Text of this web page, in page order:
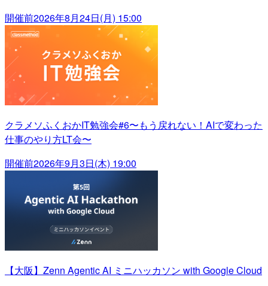
開催前2026年8月24日(月) 15:00
クラメソふくおかIT勉強会#6〜もう戻れない！AIで変わった
仕事のやり方LT会〜
開催前2026年9月3日(木) 19:00
【大阪】Zenn Agentic AI ミニハッカソン with Google Cloud